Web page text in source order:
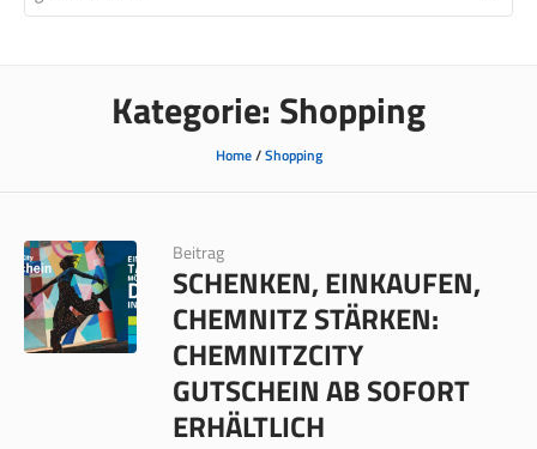
Kategorie: Shopping
Home/Shopping
Beitrag
SCHENKEN, EINKAUFEN,
CHEMNITZ STÄRKEN:
CHEMNITZCITY
GUTSCHEIN AB SOFORT
ERHÄLTLICH